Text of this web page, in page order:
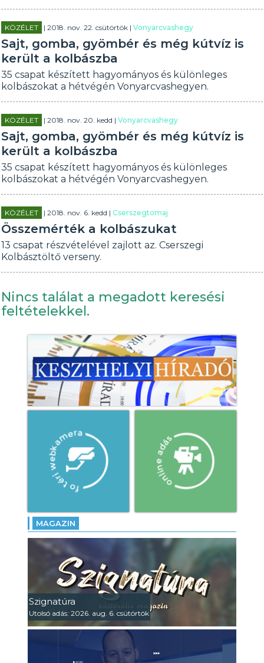
KÖZÉLET | 2018. nov. 22. csütörtök |Vonyarcvashegy
Sajt, gomba, gyömbér és még kútvíz is
került a kolbászba
35 csapat készített hagyományos és különleges
kolbászokat a hétvégén Vonyarcvashegyen.
KÖZÉLET | 2018. nov. 20. kedd |Vonyarcvashegy
Sajt, gomba, gyömbér és még kútvíz is
került a kolbászba
35 csapat készített hagyományos és különleges
kolbászokat a hétvégén Vonyarcvashegyen.
KÖZÉLET | 2018. nov. 6. kedd |Cserszegtomaj
Összemérték a kolbászukat
13 csapat részvételével zajlott az. Cserszegi
Kolbásztöltő verseny.
Nincs találat a megadott keresési
feltételekkel.
MAGAZIN
Szignatúra
Utolsó adás: 2026. aug. 6. csütörtök